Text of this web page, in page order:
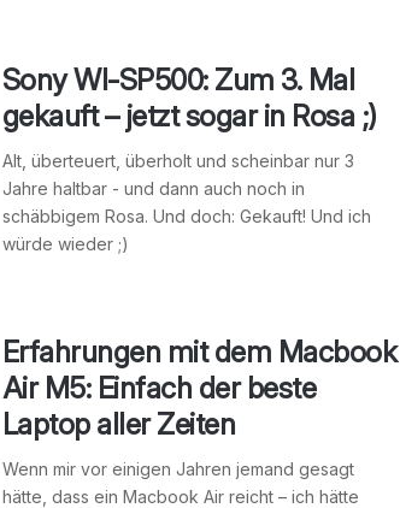
Sony WI-SP500: Zum 3. Mal
gekauft – jetzt sogar in Rosa ;)
Alt, überteuert, überholt und scheinbar nur 3
Jahre haltbar - und dann auch noch in
schäbbigem Rosa. Und doch: Gekauft! Und ich
würde wieder ;)
Erfahrungen mit dem Macbook
Air M5: Einfach der beste
Laptop aller Zeiten
Wenn mir vor einigen Jahren jemand gesagt
hätte, dass ein Macbook Air reicht – ich hätte